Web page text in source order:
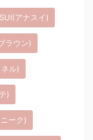
アナスイ)
ラウン)
ル)
)
ーク)